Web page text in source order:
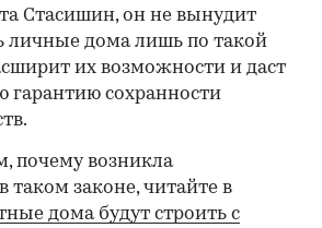
Стасишин, он не вынудит
личные дома лишь по такой
их возможности и даст
гарантию сохранности
почему возникла
таком законе, читайте в
дома будут строить с